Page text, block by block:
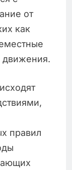
от
как
движения.
правил